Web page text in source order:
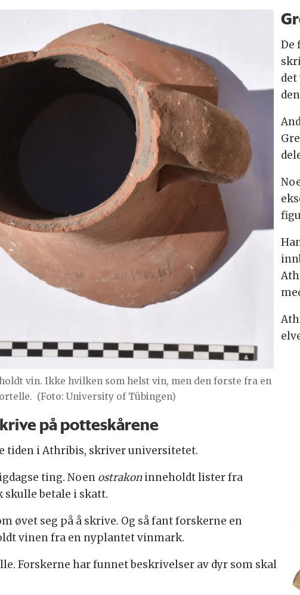
vin. Ikke hvilken som helst vin, men den første fra en
(Foto: University of Tübingen)
De
på potteskårene
tiden i Athribis, skriver universitetet.
ting. Noen ostrakoninneholdt lister fra
betale i skatt.
øvet seg på å skrive. Og så fant forskerne en
vinen fra en nyplantet vinmark.
Forskerne har funnet beskrivelser av dyr som skal